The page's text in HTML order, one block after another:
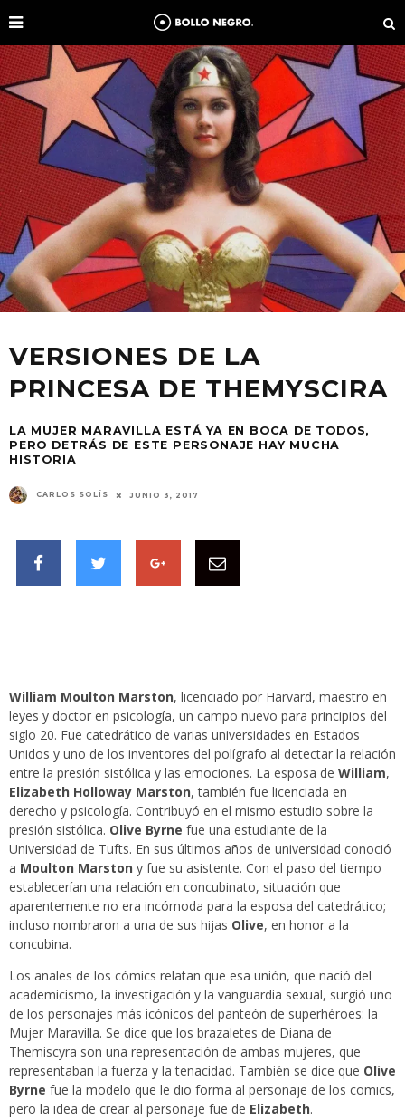
VERSIONES DE LA
PRINCESA DE THEMYSCIRA
LA MUJER MARAVILLA ESTÁ YA EN BOCA DE TODOS,
PERO DETRÁS DE ESTE PERSONAJE HAY MUCHA
HISTORIA
CARLOS SOLÍS JUNIO 3, 2017
William Moulton Marston, licenciado por Harvard, maestro en
leyes y doctor en psicología, un campo nuevo para principios del
siglo 20. Fue catedrático de varias universidades en Estados
Unidos y uno de los inventores del polígrafo al detectar la relación
entre la presión sistólica y las emociones. La esposa de William,
Elizabeth Holloway Marston, también fue licenciada en
derecho y psicología. Contribuyó en el mismo estudio sobre la
presión sistólica. Olive Byrne fue una estudiante de la
Universidad de Tufts. En sus últimos años de universidad conoció
a Moulton Marston y fue su asistente. Con el paso del tiempo
establecerían una relación en concubinato, situación que
aparentemente no era incómoda para la esposa del catedrático;
incluso nombraron a una de sus hijas Olive, en honor a la
concubina.
Los anales de los cómics relatan que esa unión, que nació del
academicismo, la investigación y la vanguardia sexual, surgió uno
de los personajes más icónicos del panteón de superhéroes: la
Mujer Maravilla. Se dice que los brazaletes de Diana de
Themiscyra son una representación de ambas mujeres, que
representaban la fuerza y la tenacidad. También se dice que Olive
Byrne fue la modelo que le dio forma al personaje de los comics,
pero la idea de crear al personaje fue de Elizabeth.